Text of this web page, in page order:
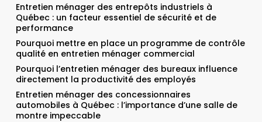
Entretien ménager des entrepôts industriels à
Québec : un facteur essentiel de sécurité et de
performance
Pourquoi mettre en place un programme de contrôle
qualité en entretien ménager commercial
Pourquoi l’entretien ménager des bureaux influence
directement la productivité des employés
Entretien ménager des concessionnaires
automobiles à Québec : l’importance d’une salle de
montre impeccable